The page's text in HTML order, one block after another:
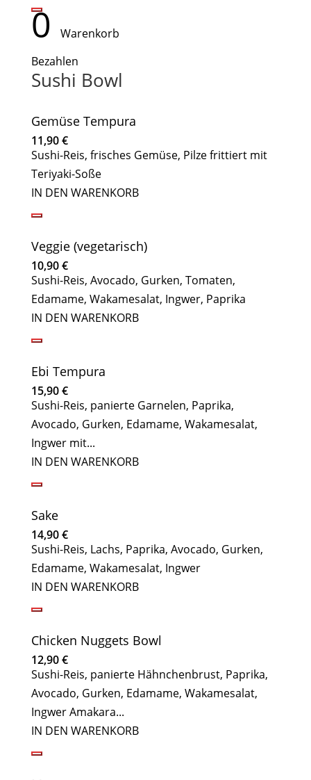
0
Warenkorb
Bezahlen
Sushi Bowl
Gemüse Tempura
11,90€
Sushi-Reis, frisches Gemüse, Pilze frittiert mit
Teriyaki-Soße
IN DEN WARENKORB
Veggie (vegetarisch)
10,90€
Sushi-Reis, Avocado, Gurken, Tomaten,
Edamame, Wakamesalat, Ingwer, Paprika
IN DEN WARENKORB
Ebi Tempura
15,90€
Sushi-Reis, panierte Garnelen, Paprika,
Avocado, Gurken, Edamame, Wakamesalat,
Ingwer mit...
IN DEN WARENKORB
Sake
14,90€
Sushi-Reis, Lachs, Paprika, Avocado, Gurken,
Edamame, Wakamesalat, Ingwer
IN DEN WARENKORB
Chicken Nuggets Bowl
12,90€
Sushi-Reis, panierte Hähnchenbrust, Paprika,
Avocado, Gurken, Edamame, Wakamesalat,
Ingwer Amakara...
IN DEN WARENKORB